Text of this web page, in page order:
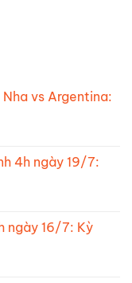
vs Argentina:
4h ngày 19/7:
ngày 16/7: Kỳ